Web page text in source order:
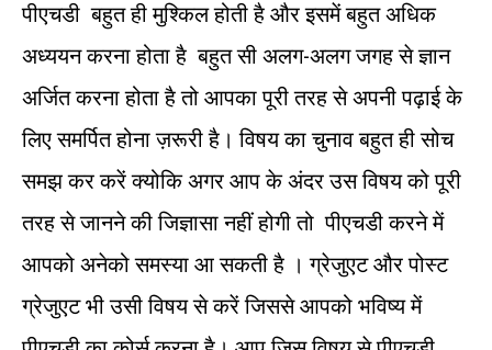
पीएचडी बहुत ही मुश्किल होती है और इसमें बहुत अधिक
अध्ययन करना होता है बहुत सी अलग-अलग जगह से ज्ञान
अर्जित करना होता है तो आपका पूरी तरह से अपनी पढ़ाई के
लिए समर्पित होना ज़रूरी है। विषय का चुनाव बहुत ही सोच
समझ कर करें क्योकि अगर आप के अंदर उस विषय को पूरी
तरह से जानने की जिज्ञासा नहीं होगी तो पीएचडी करने में
आपको अनेको समस्या आ सकती है । ग्रेजुएट और पोस्ट
ग्रेजुएट भी उसी विषय से करें जिससे आपको भविष्य में